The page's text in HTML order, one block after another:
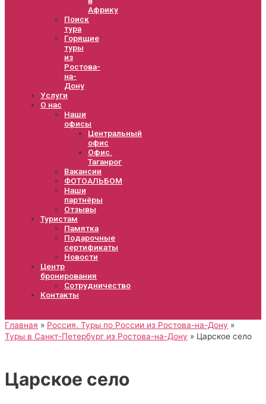
Африку
Поиск
тура
Горящие
туры
из
Ростова-
на-
Дону
Услуги
О нас
Наши
офисы
Центральный
офис
Офис.
Таганрог
Вакансии
ФОТОАЛЬБОМ
Наши
партнёры
Отзывы
Туристам
Памятка
Подарочные
сертификаты
Новости
Центр
бронирования
Сотрудничество
Контакты
Главная
Россия. Туры по России из Ростова-на-Дону
Туры в Санкт-Петербург из Ростова-на-Дону
Царское село
Царское село